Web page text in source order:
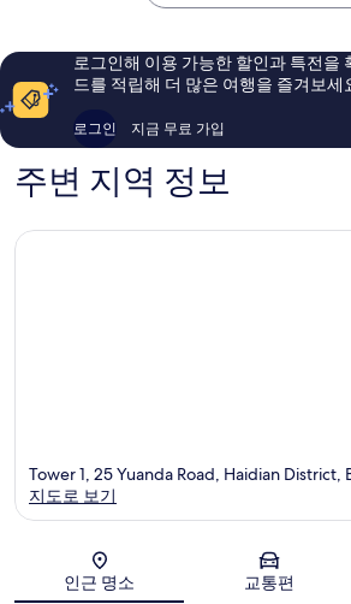
이
후
기
로그인해 이용 가능한 할인과 특전을
드를 적립해 더 많은 여행을 즐겨보세
로그인 지금 무료 가입
주변 지역 정보
지도
Tower 1, 25 Yuanda Road, Haidian District,
지도로 보기
인근 명소 교통편